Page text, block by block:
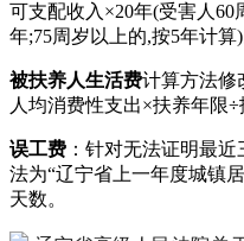
可支配收入×20年(受害人60
年;75周岁以上的,按5年计算)
被扶养人生活费计算方法修
人均消费性支出×扶养年限
误工费 ：针对无法证明最
法为“辽宁省上一年度城镇
天数。